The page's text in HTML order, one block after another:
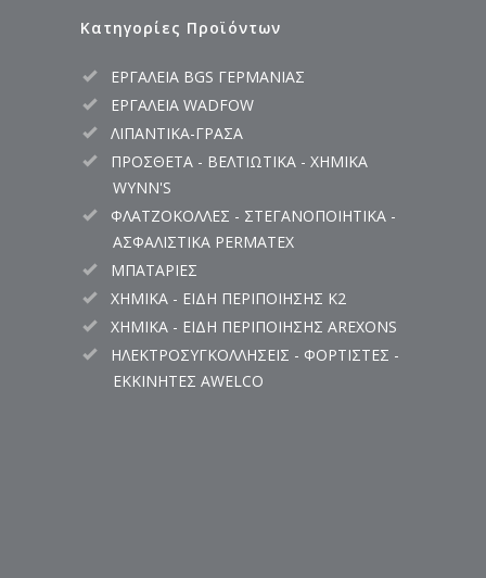
Κατηγορίες Προϊόντων
ΕΡΓΑΛΕΙΑ BGS ΓΕΡΜΑΝΙΑΣ
ΕΡΓΑΛΕΙΑ WADFOW
ΛΙΠΑΝΤΙΚΑ-ΓΡΑΣΑ
ΠΡΟΣΘΕΤΑ - ΒΕΛΤΙΩΤΙΚΑ - ΧΗΜΙΚΑ
WYNN'S
ΦΛΑΤΖΟΚΟΛΛΕΣ - ΣΤΕΓΑΝΟΠΟΙΗΤΙΚΑ -
ΑΣΦΑΛΙΣΤΙΚΑ PERMATEX
ΜΠΑΤΑΡΙΕΣ
ΧΗΜΙΚΑ - ΕΙΔΗ ΠΕΡΙΠΟΙΗΣΗΣ K2
ΧΗΜΙΚΑ - ΕΙΔΗ ΠΕΡΙΠΟΙΗΣΗΣ AREXONS
ΗΛΕΚΤΡΟΣΥΓΚΟΛΛΗΣΕΙΣ - ΦΟΡΤΙΣΤΕΣ -
ΕΚΚΙΝΗΤΕΣ AWELCO